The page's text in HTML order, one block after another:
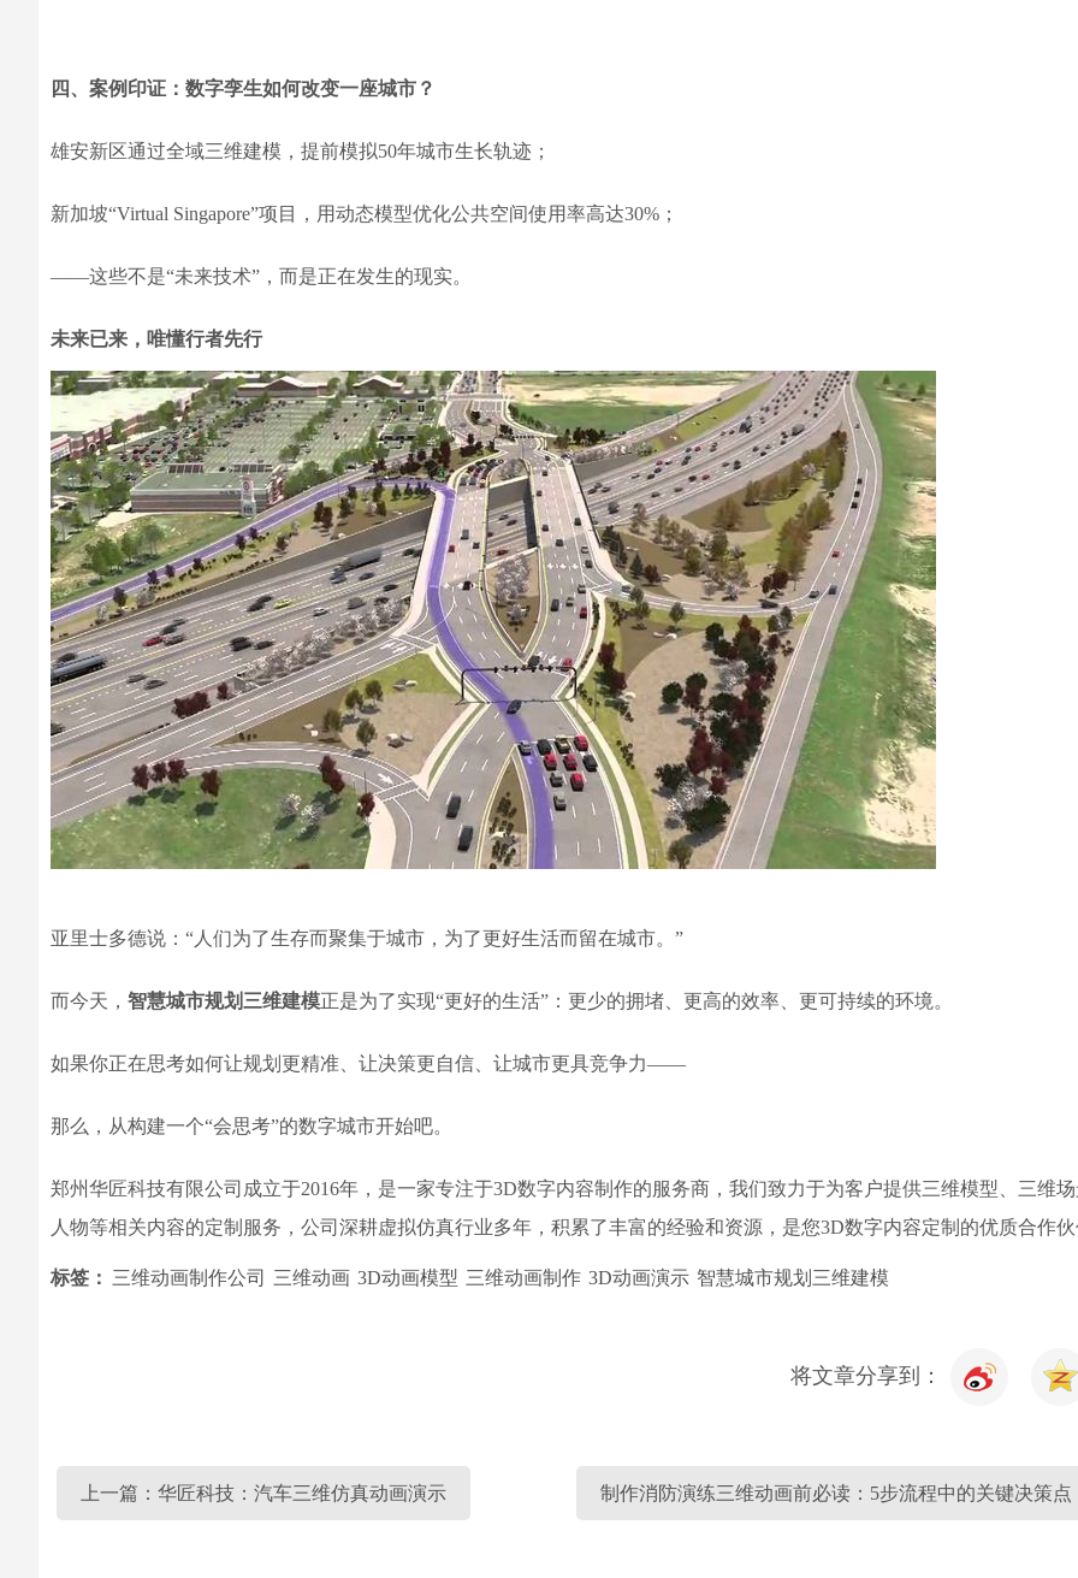
四、案例印证：数字孪生如何改变一座城市？
雄安新区通过全域三维建模，提前模拟50年城市生长轨迹；
新加坡“Virtual Singapore”项目，用动态模型优化公共空间使用率高达30%；
——这些不是“未来技术”，而是正在发生的现实。
未来已来，唯懂行者先行
亚里士多德说：“人们为了生存而聚集于城市，为了更好生活而留在城市。”
而今天， 智慧城市规划三维建模正是为了实现“更好的生活”：更少的拥堵、更高的效率、更可持续的环境。
如果你正在思考如何让规划更精准、让决策更自信、让城市更具竞争力——
那么，从构建一个“会思考”的数字城市开始吧。
郑州华匠科技有限公司成立于2016年，是一家专注于3D数字内容制作的服务商，我们致力于为客户提供三维模型、三维
人物等相关内容的定制服务，公司深耕虚拟仿真行业多年，积累了丰富的经验和资源，是您3D数字内容定制的优质合作
标签： 三维动画制作公司 三维动画 3D动画模型 三维动画制作 3D动画演示 智慧城市规划三维建模
将文章分享到：
上一篇：华匠科技：汽车三维仿真动画演示 制作消防演练三维动画前必读：5步流程中的关键决策点